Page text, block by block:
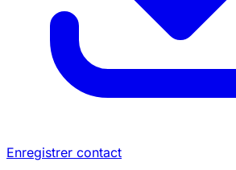
Enregistrer contact